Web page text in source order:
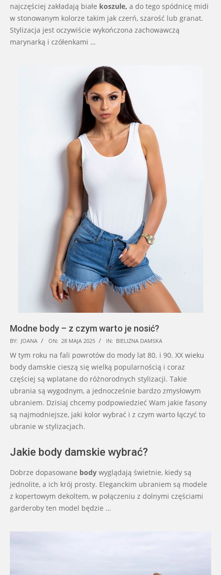
najczęściej zakładają białe koszule, a do tego spódnicę midi
w stonowanym kolorze takim jak czerń, szarość lub granat.
Stylizacja jest oczywiście wykończona zachowawczą
marynarką i czółenkami …
Modne body – z czym warto je nosić?
2025-
05-
28
BY: JOANA ON: 28 MAJA 2025 IN: BIELIZNA DAMSKA
W tym roku na fali powrotów do mody lat 80. i 90. XX wieku
body damskie cieszą się wielką popularnością i coraz
częściej są wplatane do różnorodnych stylizacji. Takie
ubrania są wygodnym, a jednocześnie bardzo zmysłowym
ubraniem. Dzisiaj chcemy podpowiedzieć Wam jakie fasony
są najmodniejsze, jaki kolor wybrać i z czym warto łączyć to
ubranie w stylizacjach.
Jakie body damskie wybrać?
Dobrze dopasowane body wyglądają świetnie, kiedy są
jednolite, a ich krój prosty. Eleganckim ubraniem są modele
z kopertowym dekoltem, w połączeniu z dolnymi częściami
garderoby ten model będzie …